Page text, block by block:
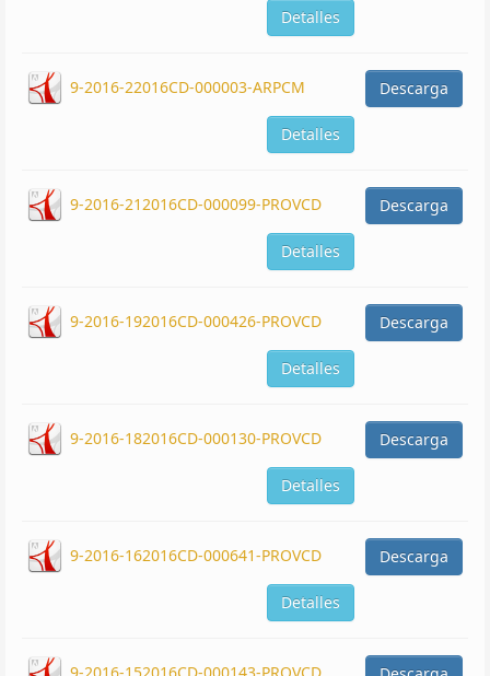
Detalles
9-2016-22016CD-000003-ARPCM Descarga
Detalles
9-2016-212016CD-000099-PROVCD Descarga
Detalles
9-2016-192016CD-000426-PROVCD Descarga
Detalles
9-2016-182016CD-000130-PROVCD Descarga
Detalles
9-2016-162016CD-000641-PROVCD Descarga
Detalles